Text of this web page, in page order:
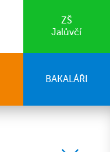
ZŠ
Jalůvčí
BAKALÁŘI